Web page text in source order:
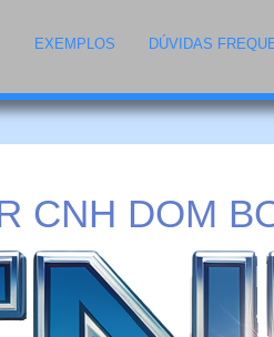
EXEMPLOS DÚVIDAS
CNH DOM